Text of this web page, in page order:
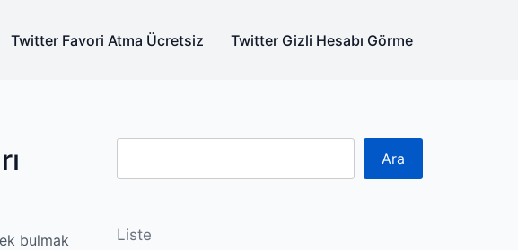
Twitter Favori Atma Ücretsiz Twitter Gizli Hesabı Görme
bulmak
Ara
Liste